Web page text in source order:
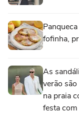
fofinha,
As
verão
na praia
festa